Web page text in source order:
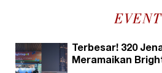
EVENT
Terbesar! 320
Meramaikan